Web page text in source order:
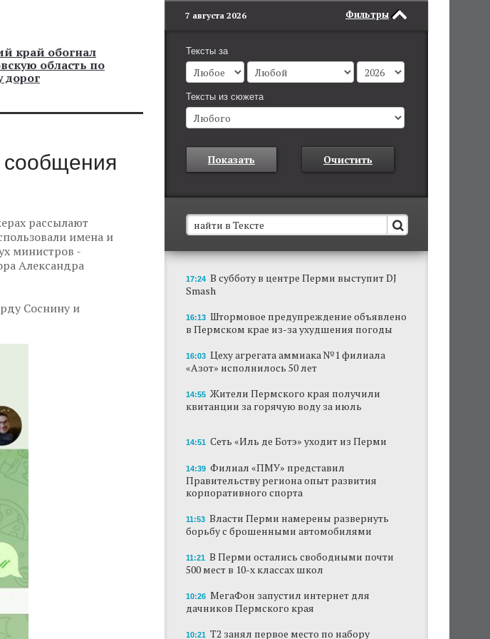
край обогнал
область по
дорог
рассылают
имена и
министров -
Александра
Соснину и
Фильтры
7 августа 2026
Тексты за
Тексты из сюжета
Показать Очистить
В Пермском крае установят новые станции
обнаружения беспилотников
Они используются для обнаружения и
отслеживания БПЛА в воздухе.
В субботу в центре Перми выступит DJ Smash
Сеть «Иль де Ботэ» уходит из Перми
Власти Перми намерены развернуть борьбу
с брошенными автомобилями
Продажи туров из Перми в Абхазию упали
на 30%
Власти вернулись к проекту большого
стадиона в Камской долине Перми
В Перми закрывается ресторан «Желтая
лисица»
В Перми в пустой чаше бассейна пройдет
театральный фестиваль
17:24 В субботу в центре Перми выступит DJ
Smash
16:13 Штормовое предупреждение объявлено
в Пермском крае из-за ухудшения погоды
16:03 Цеху агрегата аммиака №1 филиала
«Азот» исполнилось 50 лет
14:55 Жители Пермского края получили
квитанции за горячую воду за июль
14:51 Сеть «Иль де Ботэ» уходит из Перми
14:39 Филиал «ПМУ» представил
Правительству региона опыт развития
корпоративного спорта
11:53 Власти Перми намерены развернуть
борьбу с брошенными автомобилями
11:21 В Перми остались свободными почти
500 мест в 10-х классах школ
10:26 МегаФон запустил интернет для
дачников Пермского края
10:21 Т2 занял первое место по набору